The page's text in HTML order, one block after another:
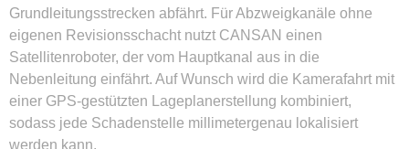
Grundleitungsstrecken abfährt. Für Abzweigkanäle ohne
eigenen Revisionsschacht nutzt CANSAN einen
Satellitenroboter, der vom Hauptkanal aus in die
Nebenleitung einfährt. Auf Wunsch wird die Kamerafahrt mit
einer GPS-gestützten Lageplanerstellung kombiniert,
sodass jede Schadenstelle millimetergenau lokalisiert
werden kann.